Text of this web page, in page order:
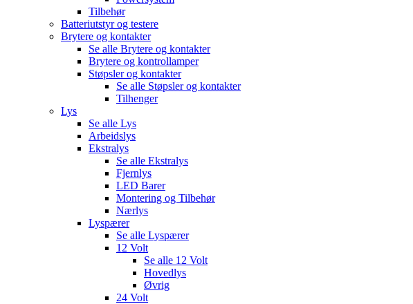
Tilbehør
Batteriutstyr og testere
Brytere og kontakter
Se alle Brytere og kontakter
Brytere og kontrollamper
Støpsler og kontakter
Se alle Støpsler og kontakter
Tilhenger
Lys
Se alle Lys
Arbeidslys
Ekstralys
Se alle Ekstralys
Fjernlys
LED Barer
Montering og Tilbehør
Nærlys
Lyspærer
Se alle Lyspærer
12 Volt
Se alle 12 Volt
Hovedlys
Øvrig
24 Volt